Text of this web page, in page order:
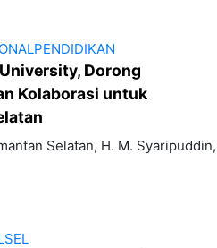
PENDIDIKAN
Dorong
Kolaborasi untuk
Selatan, H. M. Syaripuddin,